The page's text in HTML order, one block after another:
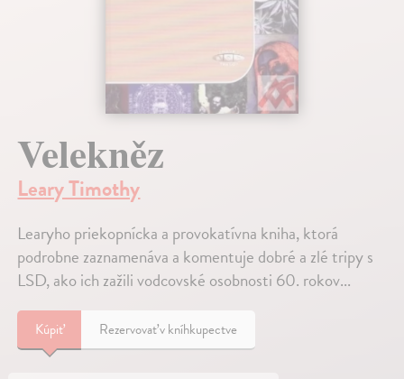
Velekněz
Leary Timothy
Learyho priekopnícka a provokatívna kniha, ktorá
podrobne zaznamenáva a komentuje dobré a zlé tripy s
LSD, ako ich zažili vodcovské osobnosti 60. rokov...
Kúpiť Rezervovať v kníhkupectve